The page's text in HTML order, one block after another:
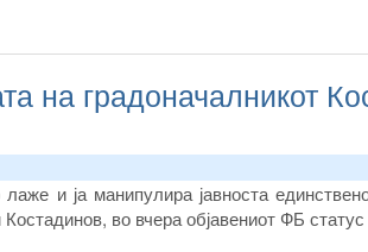
на градоначалникот
и ја манипулира јавноста
во вчера објавениот ФБ статус